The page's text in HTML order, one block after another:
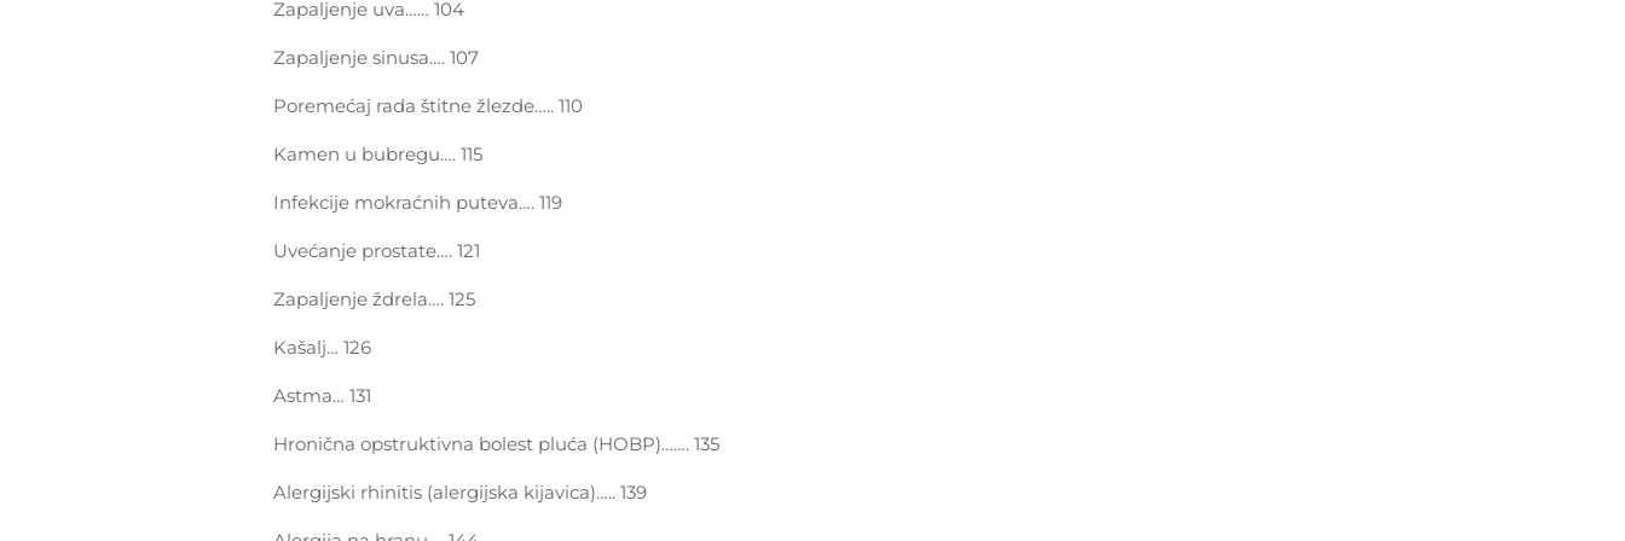
Zapaljenje uva…… 104
Zapaljenje sinusa…. 107
Poremećaj rada štitne žlezde….. 110
Kamen u bubregu…. 115
Infekcije mokraćnih puteva…. 119
Uvećanje prostate…. 121
Zapaljenje ždrela…. 125
Kašalj… 126
Astma… 131
Hronična opstruktivna bolest pluća (HOBP)……. 135
Alergijski rhinitis (alergijska kijavica)….. 139